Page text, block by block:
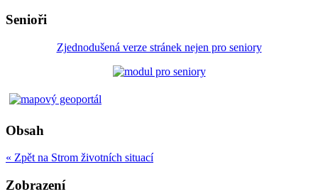
Senioři
Zjednodušená verze stránek nejen pro seniory
Obsah
« Zpět na Strom životních situací
Zobrazení